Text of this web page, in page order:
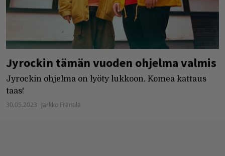
Jyrockin tämän vuoden ohjelma valmis
Jyrockin ohjelma on lyöty lukkoon. Komea kattaus
taas!
30.05.2023 Jarkko Fräntilä